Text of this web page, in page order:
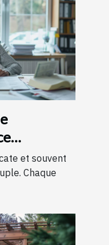
et souvent
Chaque